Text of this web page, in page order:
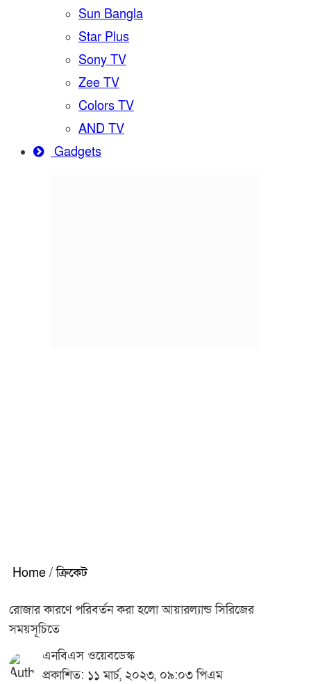
Sun Bangla
Star Plus
Sony TV
Zee TV
Colors TV
AND TV
Gadgets
Home / ক্রিকেট
রোজার কারণে পরিবর্তন করা হলো আয়ারল্যান্ড সিরিজের
সময়সূচিতে
এনবিএস ওয়েবডেস্ক
প্রকাশিত: ১১ মার্চ, ২০২৩, ০৯:০৩ পিএম